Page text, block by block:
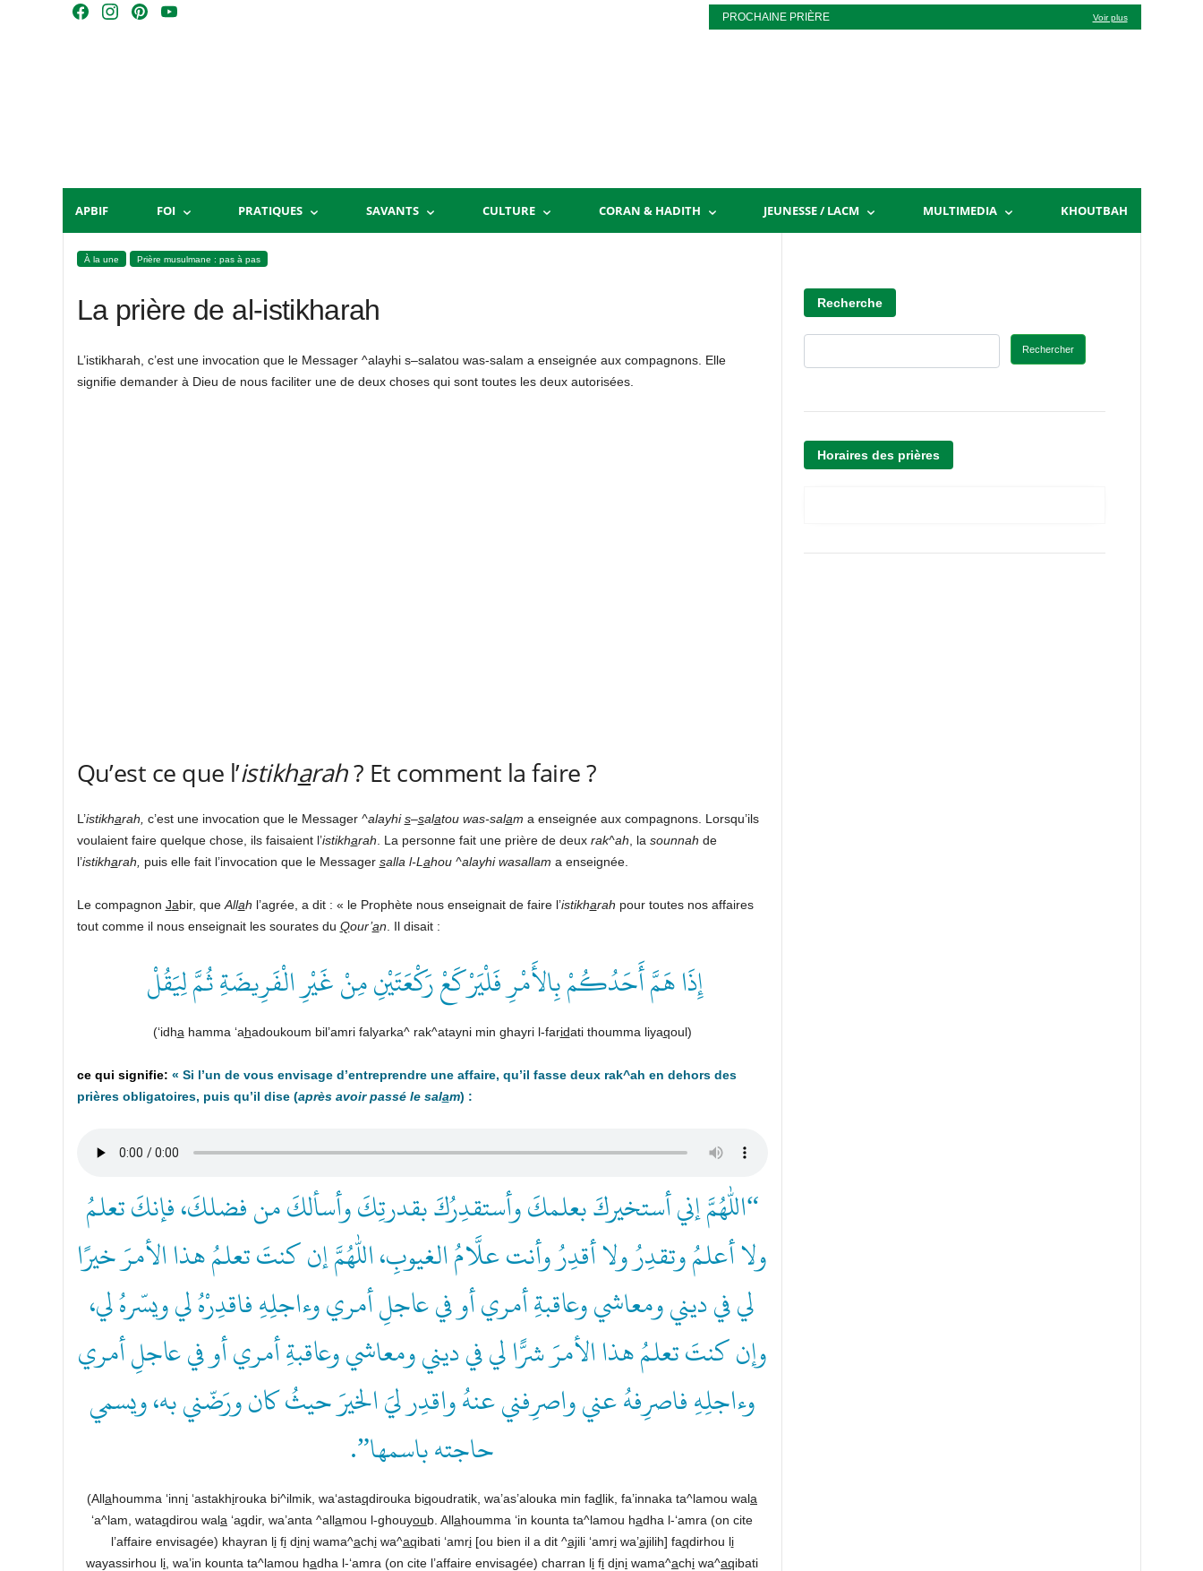
Skip
m
t
Y
PROCHAINE PRIÈRE Voir plus
APBIF FOI PRATIQUES SAVANTS CULTURE CORAN & HADITH JEUNESSE / LACM MULTIMEDIA KHOUTBAH
À la une Prière musulmane : pas à pas
La prière de al-istikharah
L’istikharah, c’est une invocation que le Messager ^alayhi s–salatou was-salam a enseignée aux compagnons. Elle
signifie demander à Dieu de nous faciliter une de deux choses qui sont toutes les deux autorisées.
Qu’est ce que l’istikharah? Et comment la faire ?
L’istikharah, c’est une invocation que le Messager ^alayhis–salatou was-salam a enseignée aux compagnons. Lorsqu’ils
voulaient faire quelque chose, ils faisaient l’istikharah . La personne fait une prière de deux rak^ah , la sounnah de
l’istikharah, puis elle fait l’invocation que le Messager salla l-L ahou ^alayhi wasallam a enseignée.
Le compagnon Jabir, que Allah l’agrée, a dit : « le Prophète nous enseignait de faire l’istikharah pour toutes nos affaires
tout comme il nous enseignait les sourates du Qour’an . Il disait :
إِذَا هَمَّ أَحَدُكُمْ بِالأَمْرِ فَلْيَرْكَعْ رَكْعَتَيْنِ مِنْ غَيْرِ الْفَرِيضَةِ ثُمَّ لِيَقُلْ
(‘idha hamma ‘ahadoukoum bil’amri falyarka^ rak^atayni min ghayri l-faridati thoumma liyaqoul)
« Si l’un de vous envisage d’entreprendre une affaire, qu’il fasse deux rak^ah en dehors des
prières obligatoires, puis qu’il dise (après avoir passé le salam) :
“اللهم إني أستخيركَ بعلمكَ وأستقدِرُكَ بقدرتِكَ وأسألكَ من فضلكَ، فإنكَ تعلمُ
ولا أعلمُ وتقدِرُ ولا أقدِرُ وأنت علَّامُ الغيوبِ، اللهم إن كنتَ تعلمُ هذا الأمرَ خيرًا
لي في ديني ومعاشي وعاقبةِ أمري أو في عاجلِ أمري وءاجلِهِ فاقدِرْهُ لي ويسّرهُ لي،
وإن كنتَ تعلمُ هذا الأمرَ شرًّا لي في ديني ومعاشي وعاقبةِ أمري أو في عاجلِ أمري
وءاجلِهِ فاصرِفهُ عني واصرِفني عنهُ واقدِر ليَ الخيرَ حيثُ كان ورَضّني به، ويسمي
حاجته باسمها”.
(Allahoumma ‘inni ‘astakhirouka bi^ilmik, wa‘astaqdirouka biqoudratik, wa’as’alouka min fadlik, fa’innaka ta^lamou wala
‘a^lam, wataqdirou wala ‘aqdir, wa’anta ^allamou l-ghouyoub. Allahoumma ‘in kounta ta^lamou hadha l-‘amra (on cite
l’affaire envisagée) khayran lifidiniwama^achiwa^aqibati ‘amri[ou bien il a dit ^ajili ‘amriwa’ajilih] faqdirhou li
wayassirhou li , wa’in kounta ta^lamou hadha l-‘amra (on cite l’affaire envisagée) charran li fi dini wama^achi wa^aqibati
Recherche
Rechercher
Horaires des prières